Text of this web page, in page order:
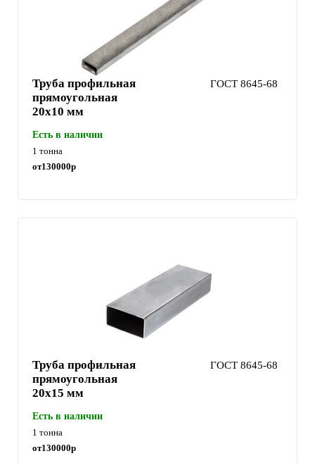
Труба профильная
прямоугольная
20х10 мм
ГОСТ 8645-68
Есть в наличии
1 тонна
от130000р
Труба профильная
прямоугольная
20х15 мм
ГОСТ 8645-68
Есть в наличии
1 тонна
от130000р